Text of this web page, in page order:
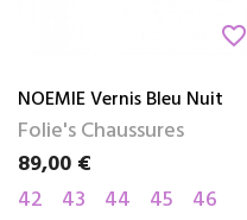
favorite_border
NOEMIE Vernis Bleu Nuit
Folie's Chaussures
Prix
89,00 €
42
43 44 45 46